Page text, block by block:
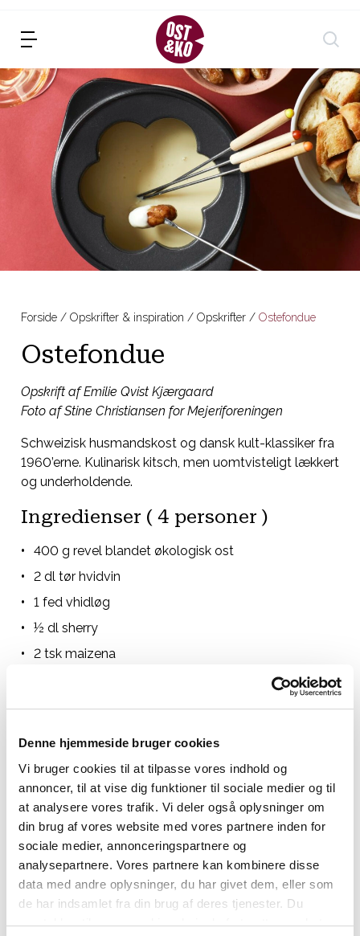
Denne hjemmeside bruger cookies
Vi bruger cookies til at tilpasse vores indhold og
annoncer, til at vise dig funktioner til sociale medier og til
at analysere vores trafik. Vi deler også oplysninger om
din brug af vores website med vores partnere inden for
sociale medier, annonceringspartnere og
analysepartnere. Vores partnere kan kombinere disse
data med andre oplysninger, du har givet dem, eller som
de har indsamlet fra din brug af deres tjenester. Du
samtykker til vores cookies, hvis du fortsætter med at
Forside Opskrifter & inspiration Opskrifter Ostefondue
Ostefondue
Opskrift af Emilie Qvist Kjærgaard
Foto af Stine Christiansen for Mejeriforeningen
Schweizisk husmandskost og dansk kult-klassiker fra
1960’erne. Kulinarisk kitsch, men uomtvisteligt lækkert
og underholdende.
Ingredienser ( 4 personer )
400 g revel blandet økologisk ost
2 dl tør hvidvin
1 fed vhidløg
½ dl sherry
2 tsk maizena
friskkværnet peber og muskatnød
andre råvarer til at dyppe efter humør
Sådan gør du
Bland osten med hvidvinen og lad den trække i ca. 2
timer.
Smelt ost og hvidvin ved lav varme i en tykbundet
gryde sammen med citronsaft. Rør jævnligt.
Når osten er smeltet, røres maizenaen med sherry og